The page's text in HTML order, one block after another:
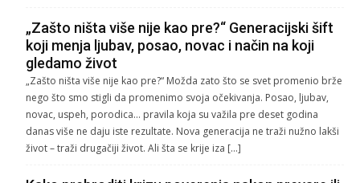
„Zašto ništa više nije kao pre?“ Generacijski šift
koji menja ljubav, posao, novac i način na koji
gledamo život
„Zašto ništa više nije kao pre?“ Možda zato što se svet promenio brže
nego što smo stigli da promenimo svoja očekivanja. Posao, ljubav,
novac, uspeh, porodica… pravila koja su važila pre deset godina
danas više ne daju iste rezultate. Nova generacija ne traži nužno lakši
život – traži drugačiji život. Ali šta se krije iza […]